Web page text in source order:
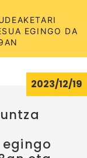
EGINGO DA
2023/12/19